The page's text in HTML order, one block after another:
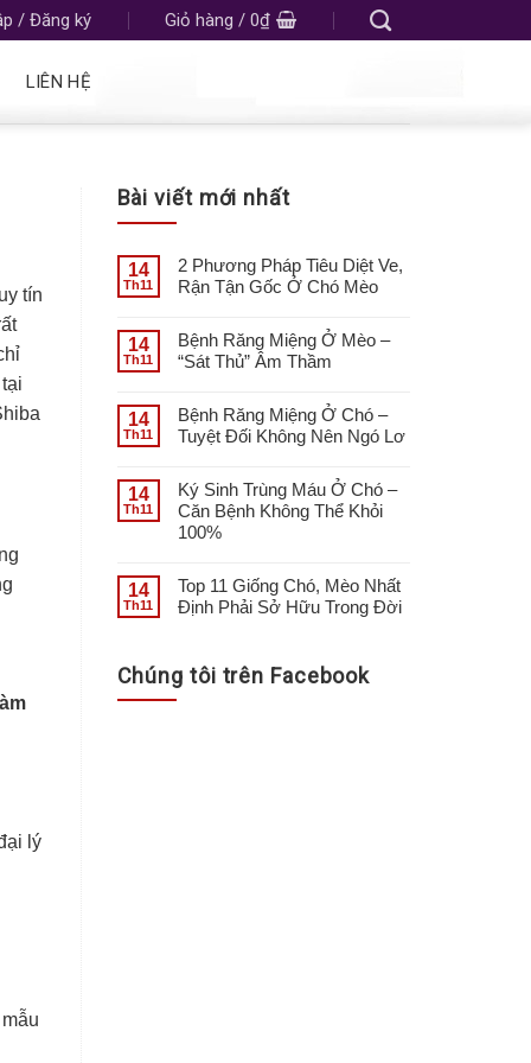
/ Đăng ký Giỏ hàng / 0₫
LIÊN HỆ
tín
lý
Bài viết mới nhất
14
Th11
2 Phương Pháp Tiêu Diệt Ve,
Rận Tận Gốc Ở Chó Mèo
14
Th11
Bệnh Răng Miệng Ở Mèo –
“Sát Thủ” Âm Thầm
14
Th11
Bệnh Răng Miệng Ở Chó –
Tuyệt Đối Không Nên Ngó Lơ
14
Th11
Ký Sinh Trùng Máu Ở Chó –
Căn Bệnh Không Thể Khỏi
100%
14
Th11
Top 11 Giống Chó, Mèo Nhất
Định Phải Sở Hữu Trong Đời
Chúng tôi trên Facebook